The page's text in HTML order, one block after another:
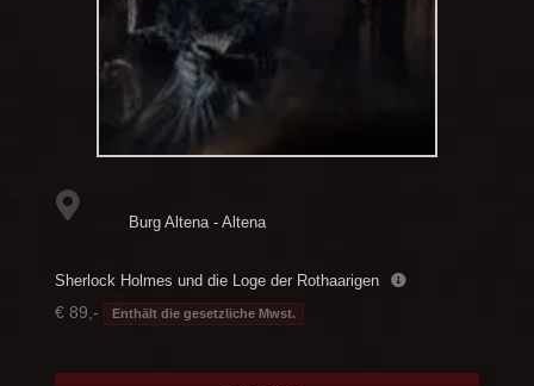
Burg Altena - Altena
Sherlock Holmes und die Loge der Rothaarigen
€ 89,- Enthält die gesetzliche Mwst.